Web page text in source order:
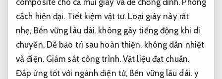
composite cho cả mũi giày và đế chống đinh. Phong
cách hiện đại. Tiết kiệm vật tư. Loại giày này rất
nhẹ, Bền vững lâu dài. không gây tiếng động khi di
chuyển, Dễ bảo trì sau hoàn thiện. không dẫn nhiệt
và điện. Giám sát công trình. Vật liệu đạt chuẩn.
Đáp ứng tốt với ngành điện tử, Bền vững lâu dài.y